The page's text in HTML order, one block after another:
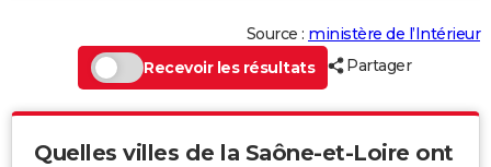
Source : ministère de l’Intérieur
Recevoir les résultats
Partager
Quelles villes de la Saône-et-Loire ont